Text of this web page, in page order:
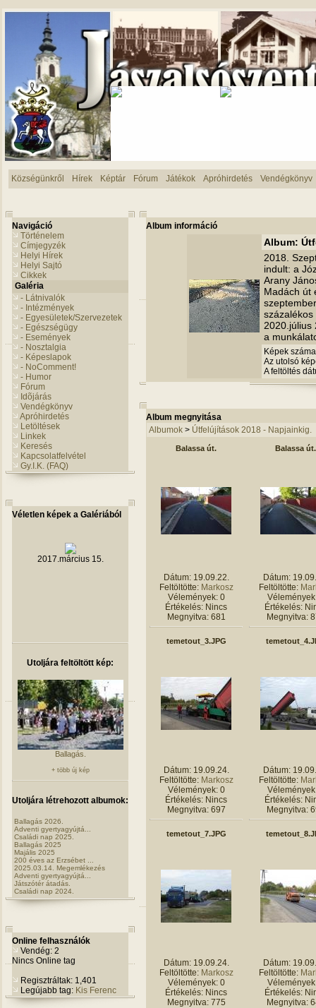
Községünkről Hírek Képtár Fórum Játékok Apróhirdetés Vendégkönyv
Navigáció
Történelem
Címjegyzék
Helyi Hírek
Helyi Sajtó
Cikkek
Galéria
- Látnivalók
- Intézmények
- Egyesületek/Szervezetek
- Egészségügy
- Események
- Nosztalgia
- Képeslapok
- NoComment!
- Humor
Fórum
Idõjárás
Vendégkönyv
Apróhirdetés
Letöltések
Linkek
Keresés
Kapcsolatfelvétel
Gy.I.K. (FAQ)
Véletlen képek a Galériából
2017.március 15.
Utoljára feltöltött kép:
Ballagás.
+ több új kép
Utoljára létrehozott albumok:
Ballagás 2026.
Adventi gyertyagyújtá...
Családi nap 2025.
Ballagás 2025
Majális 2025
200 éves az Erzsébet ...
2025.03.14. Megemlékezés
Adventi gyertyagyújtá...
Játszótér átadás.
Családi nap 2024.
Online felhasználók
Vendég: 2
Nincs Online tag
Regisztráltak: 1,401
Legújabb tag: Kis Ferenc
Album információ
Album:
2018.
indult: a
Arany
Madách út
2020.július
a
Képek
Az utolsó
A feltöltés
Album megnyitása
Albumok > Útfelújítások 2018 - Napjainkig.
Balassa út.
Dátum: 19.09.22.
Feltöltötte: Markosz
Vélemények: 0
Értékelés: Nincs
Megnyitva: 681
Balassa út.
Dátum:
Feltöltötte:
Értékelés:
Megnyitva:
temetout_3.JPG
Dátum: 19.09.24.
Feltöltötte: Markosz
Vélemények: 0
Értékelés: Nincs
Megnyitva: 697
Dátum:
Feltöltötte:
Értékelés:
Megnyitva:
temetout_7.JPG
Dátum: 19.09.24.
Feltöltötte: Markosz
Vélemények: 0
Értékelés: Nincs
Megnyitva: 775
Dátum:
Feltöltötte:
Értékelés:
Megnyitva: